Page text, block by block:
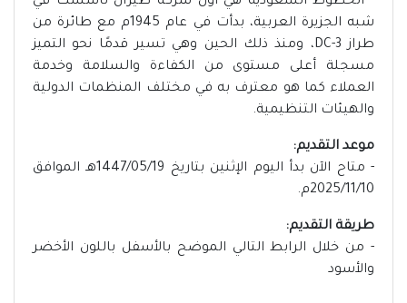
شبه الجزيرة العربية، بدأت في عام 1945م مع طائرة من
طراز DC-3، ومنذ ذلك الحين وهي تسير قدمًا نحو التميز
مسجلة أعلى مستوى من الكفاءة والسلامة وخدمة
العملاء كما هو معترف به في مختلف المنظمات الدولية
والهيئات التنظيمية.
موعد التقديم:
- متاح الآن بدأ اليوم الإثنين بتاريخ 1447/05/19هـ الموافق
2025/11/10م.
طريقة التقديم:
- من خلال الرابط التالي الموضح بالأسفل باللون الأخضر
والأسود